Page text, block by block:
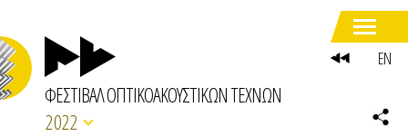
ΦΕΣΤΙΒΑΛ ΟΠΤΙΚΟΑΚΟΥΣΤΙΚΩΝ ΤΕΧΝΩΝ
2022
EN